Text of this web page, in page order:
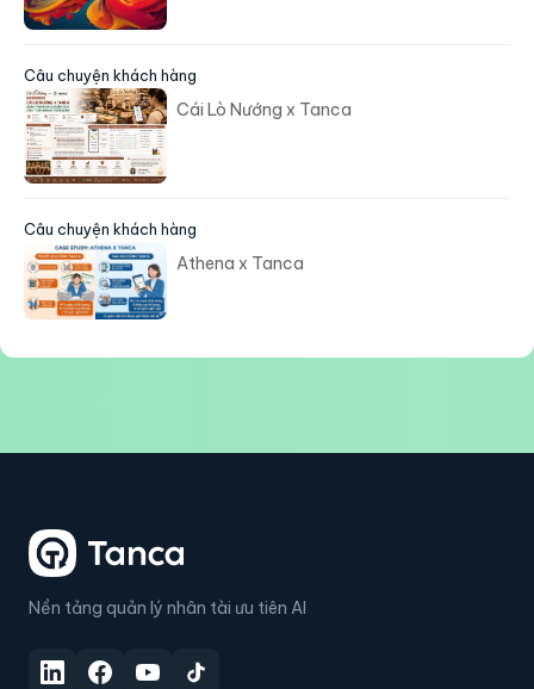
Câu chuyện khách hàng
Cái Lò Nướng x Tanca
Câu chuyện khách hàng
Athena x Tanca
Nền tảng quản lý nhân tài ưu tiên AI